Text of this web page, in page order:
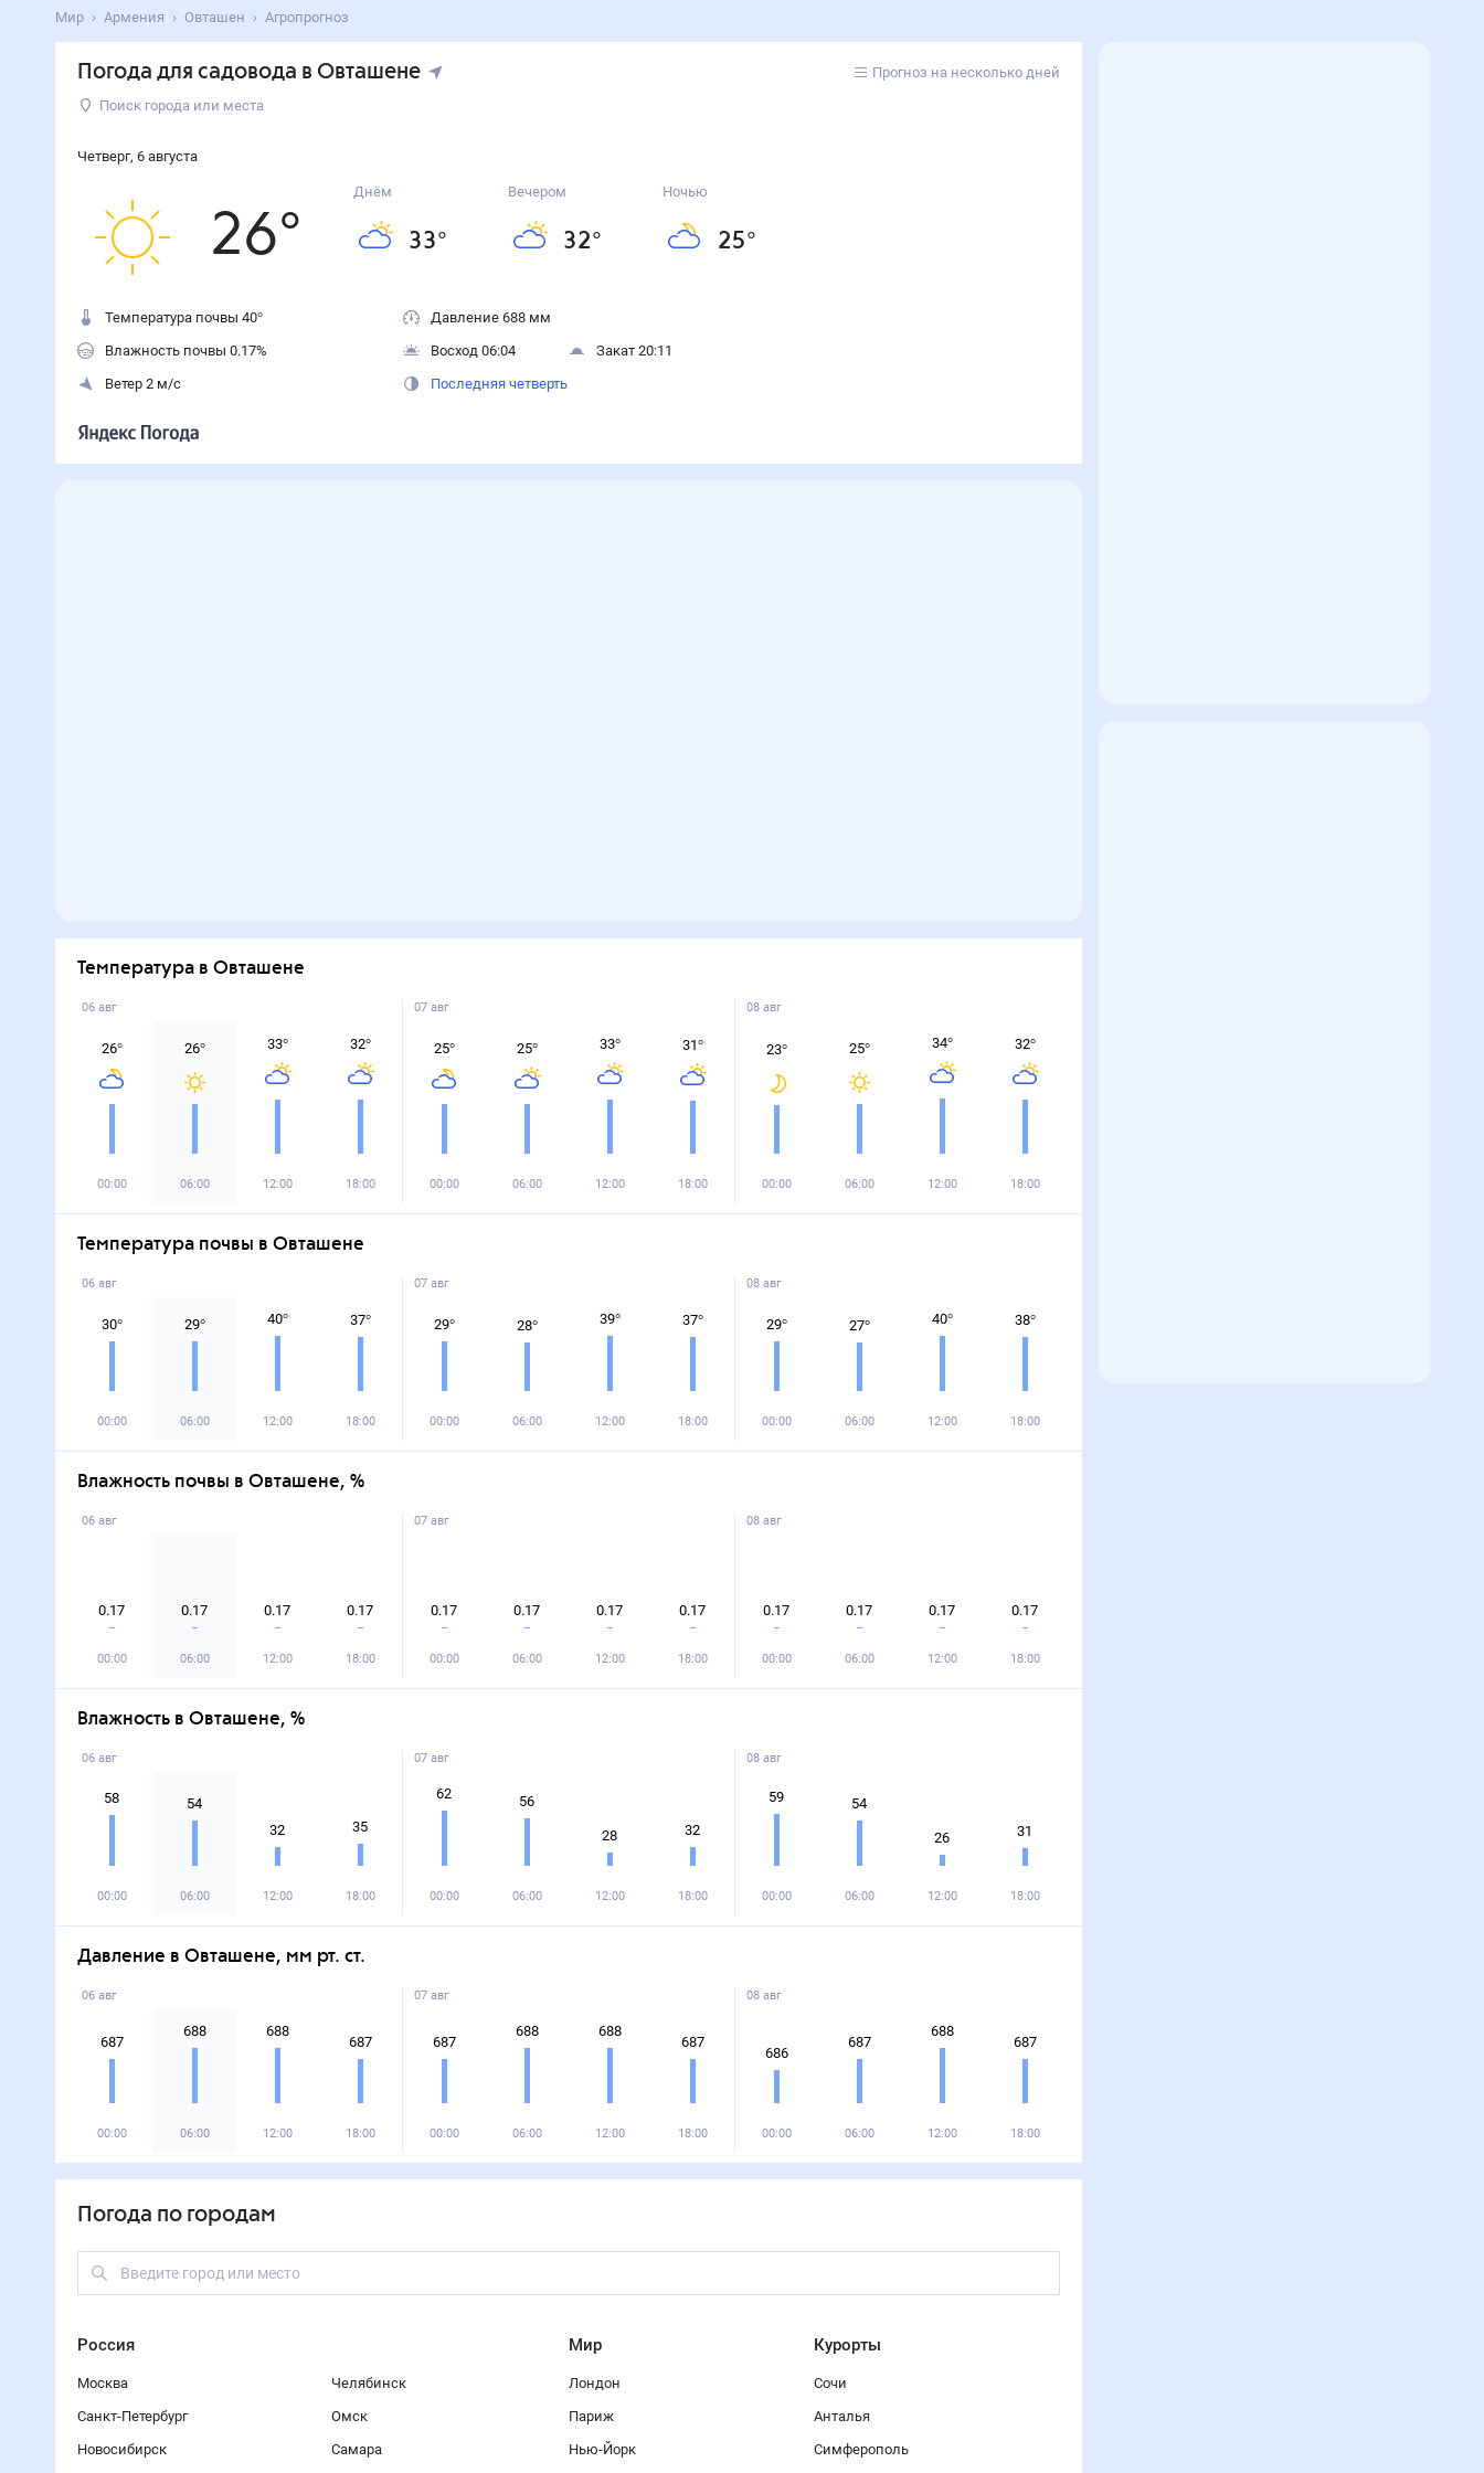
Мир Армения Овташен Агропрогноз
Погода для садовода в Овташене
Прогноз на несколько дней
Поиск города или места
Четверг, 6 августа
26°
Днём
33°
Вечером
32°
Ночью
25°
Температура почвы 40°
Влажность почвы 0.17%
Ветер 2 м/с
Давление 688 мм
Восход 06:04
Закат 20:11
Последняя четверть
Температура в Овташене
06 авг
26°
00:00
26°
06:00
33°
12:00
32°
18:00
07 авг
25°
00:00
25°
06:00
33°
12:00
31°
18:00
08 авг
23°
00:00
25°
06:00
34°
12:00
32°
18:00
Температура почвы в Овташене
06 авг
30°
00:00
29°
06:00
40°
12:00
37°
18:00
07 авг
29°
00:00
28°
06:00
39°
12:00
37°
18:00
08 авг
29°
00:00
27°
06:00
40°
12:00
38°
18:00
Влажность почвы в Овташене, %
06 авг
0.17
00:00
0.17
06:00
0.17
12:00
0.17
18:00
07 авг
0.17
00:00
0.17
06:00
0.17
12:00
0.17
18:00
08 авг
0.17
00:00
0.17
06:00
0.17
12:00
0.17
18:00
Влажность в Овташене, %
06 авг
58
00:00
54
06:00
32
12:00
35
18:00
07 авг
62
00:00
56
06:00
28
12:00
32
18:00
08 авг
59
00:00
54
06:00
26
12:00
31
18:00
Давление в Овташене, мм рт. ст.
06 авг
687
00:00
688
06:00
688
12:00
687
18:00
07 авг
687
00:00
688
06:00
688
12:00
687
18:00
08 авг
686
00:00
687
06:00
688
12:00
687
18:00
Погода по городам
Россия
Москва
Санкт-Петербург
Новосибирск
Челябинск
Омск
Самара
Мир
Лондон
Париж
Нью-Йорк
Курорты
Сочи
Анталья
Симферополь